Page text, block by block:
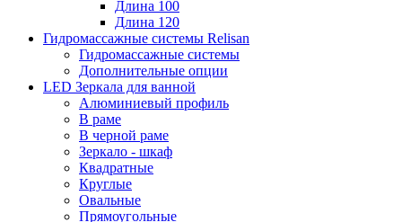
Длина 100
Длина 120
Гидромассажные системы Relisan
Гидромассажные системы
Дополнительные опции
LED Зеркала для ванной
Алюминиевый профиль
В раме
В черной раме
Зеркало - шкаф
Квадратные
Круглые
Овальные
Прямоугольные